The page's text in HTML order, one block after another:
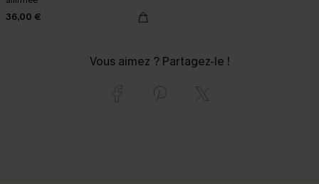
36,00 €
Vous aimez ? Partagez-le !